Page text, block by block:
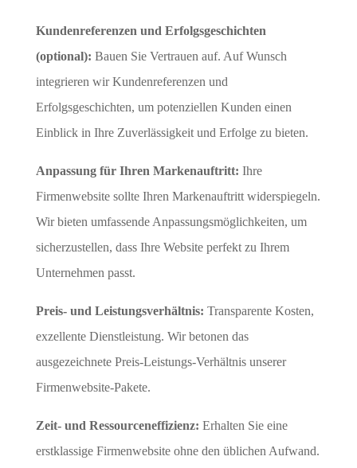
Kundenreferenzen und Erfolgsgeschichten
(optional): Bauen Sie Vertrauen auf. Auf Wunsch
integrieren wir Kundenreferenzen und
Erfolgsgeschichten, um potenziellen Kunden einen
Einblick in Ihre Zuverlässigkeit und Erfolge zu bieten.
Anpassung für Ihren Markenauftritt: Ihre
Firmenwebsite sollte Ihren Markenauftritt widerspiegeln.
Wir bieten umfassende Anpassungsmöglichkeiten, um
sicherzustellen, dass Ihre Website perfekt zu Ihrem
Unternehmen passt.
Preis- und Leistungsverhältnis: Transparente Kosten,
exzellente Dienstleistung. Wir betonen das
ausgezeichnete Preis-Leistungs-Verhältnis unserer
Firmenwebsite-Pakete.
Zeit- und Ressourceneffizienz: Erhalten Sie eine
erstklassige Firmenwebsite ohne den üblichen Aufwand.